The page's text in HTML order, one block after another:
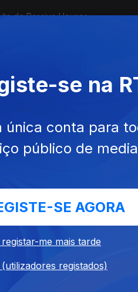
de Passive Houses.
de uma onda de calor.
falar sobre a evolução da
Duarte para explicar a
se na
única conta para
público de media
SE AGORA
me mais tarde
registados)